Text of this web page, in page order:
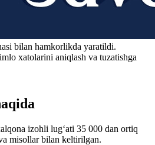
bilan hamkorlikda yaratildi.
xatolarini aniqlash va tuzatishga
izohli lug‘ati 35 000 dan ortiq
misollar bilan keltirilgan.